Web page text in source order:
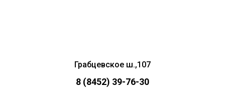
Грабцевское ш.,107
8 (8452) 39-76-30